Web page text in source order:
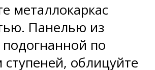
металлокаркас
Панелью из
подогнанной по
облицуйте